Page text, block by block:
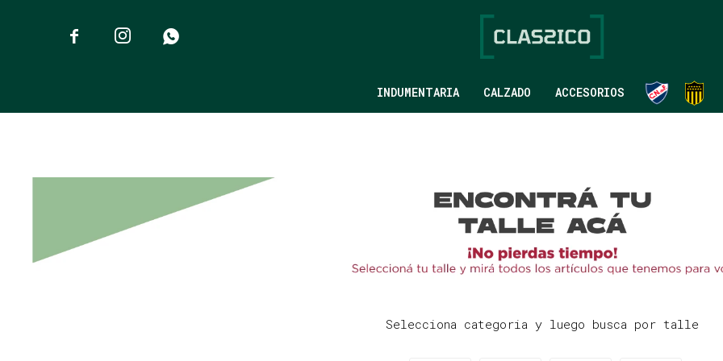
INDUMENTARIA CALZADO ACCESORIOS
  
Selecciona categoria y luego busca por talle